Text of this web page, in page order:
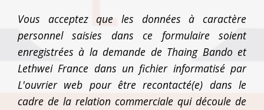
Vous acceptez que les données à caractère
personnel saisies dans ce formulaire soient
enregistrées à la demande de Thaing Bando et
Lethwei France dans un fichier informatisé par
L'ouvrier web pour être recontacté(e) dans le
cadre de la relation commerciale qui découle de